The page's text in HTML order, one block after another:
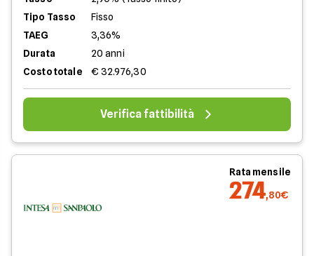
Tipo Tasso
Fisso
TAEG
3,36%
Durata
20 anni
Costo totale
€ 32.976,30
Verifica fattibilità
Rata mensile
274,80€